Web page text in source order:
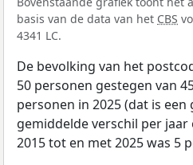
basis van de data van het CBS
4341 LC.
De bevolking van het
50 personen gestegen van
personen in 2025 (dat is een
gemiddelde verschil per
2015 tot en met 2025 was 5